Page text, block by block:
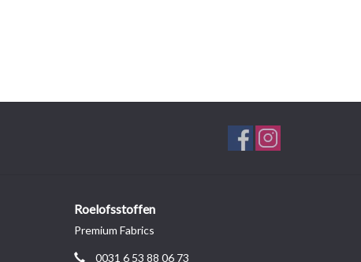
Roelofsstoffen
Premium Fabrics
0031 6 53 88 06 73